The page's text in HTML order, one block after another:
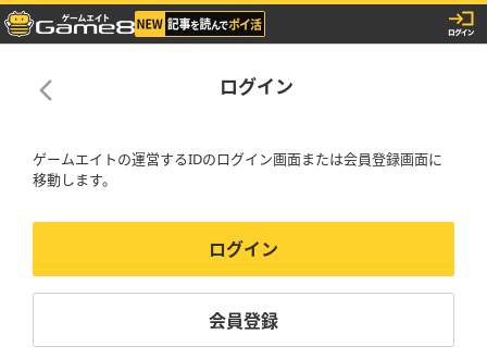
ログイン
ゲームエイトの運営するIDのログイン画面または会員登録画面に
移動します。
ログイン
会員登録